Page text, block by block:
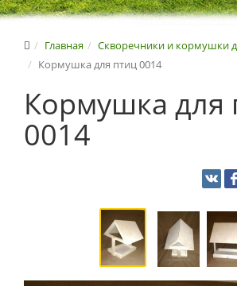
Главная
Скворечники и кормушки
Кормушка для птиц 0014
Кормушка для
0014